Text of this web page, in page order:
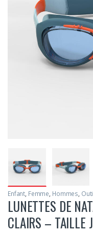
Enfant, Femme, Hommes,
LUNETTES DE
CLAIRS – TAILLE